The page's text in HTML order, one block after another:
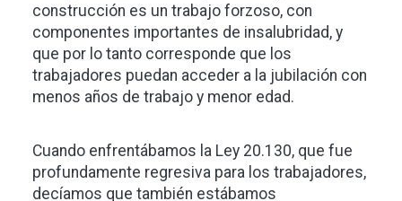
construcción es un trabajo forzoso, con
componentes importantes de insalubridad, y
que por lo tanto corresponde que los
trabajadores puedan acceder a la jubilación con
menos años de trabajo y menor edad.
Cuando enfrentábamos la Ley 20.130, que fue
profundamente regresiva para los trabajadores,
decíamos que también estábamos